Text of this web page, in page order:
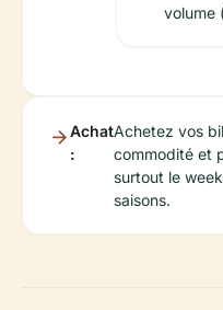
volume
Achat
:
Achetez vos
commodité et
surtout le
saisons.